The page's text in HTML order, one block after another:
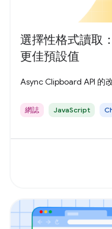
選擇性格式讀取
更佳預設值
Async Clipboard API 的
網誌 JavaScript